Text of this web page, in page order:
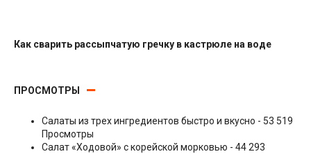
Как сварить рассыпчатую гречку в кастрюле на воде
ПРОСМОТРЫ
Салаты из трех ингредиентов быстро и вкусно - 53 519
Просмотры
Салат «Ходовой» с корейской морковью - 44 293